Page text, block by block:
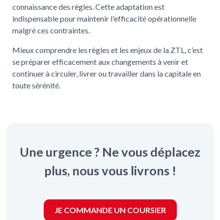
connaissance des règles. Cette adaptation est
indispensable pour maintenir l'efficacité opérationnelle
malgré ces contraintes.
Mieux comprendre les règles et les enjeux de la ZTL, c’est
se préparer efficacement aux changements à venir et
continuer à circuler, livrer ou travailler dans la capitale en
toute sérénité.
Une urgence ? Ne vous déplacez
plus, nous vous livrons !
JE COMMANDE UN COURSIER